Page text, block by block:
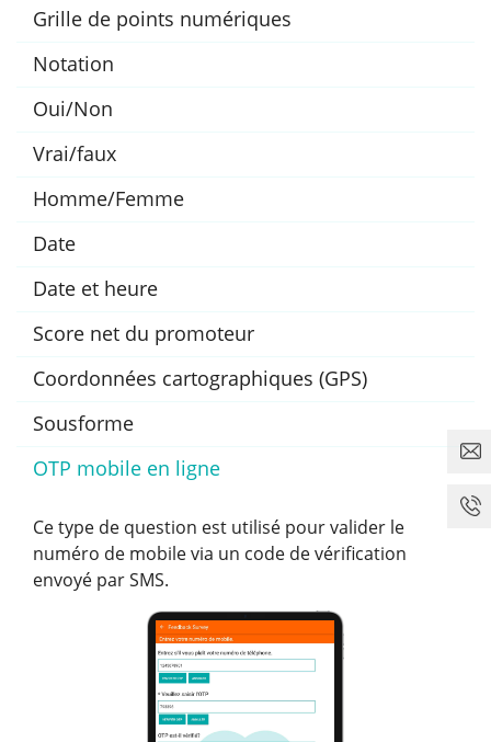
Grille de points numériques
Notation
Oui/Non
Vrai/faux
Homme/Femme
Date
Date et heure
Score net du promoteur
Coordonnées cartographiques (GPS)
Sousforme
OTP mobile en ligne
Ce type de question est utilisé pour valider le
numéro de mobile via un code de vérification
envoyé par SMS.